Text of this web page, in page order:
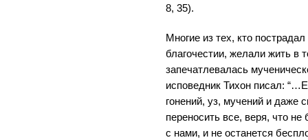
8, 35).
Многие из тех, кто
благочестии, желали жить в
запечатлевалась
исповедник Тихон писал:
гонений, уз, мучений и даже
переносить все, веря, что
с нами, и не останется